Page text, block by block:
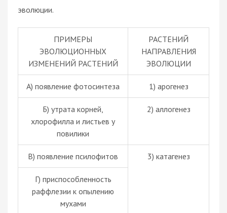
эволюции.
ПРИМЕРЫ
ЭВОЛЮЦИОННЫХ
ИЗМЕНЕНИЙ РАСТЕНИЙ
РАСТЕНИЙ
НАПРАВЛЕНИЯ
ЭВОЛЮЦИИ
А) появление фотосинтеза 1) арогенез
Б) утрата корней,
хлорофилла и листьев у
повилики
2) аллогенез
В) появление псилофитов 3) катагенез
Г) приспособленность
раффлезии к опылению
мухами